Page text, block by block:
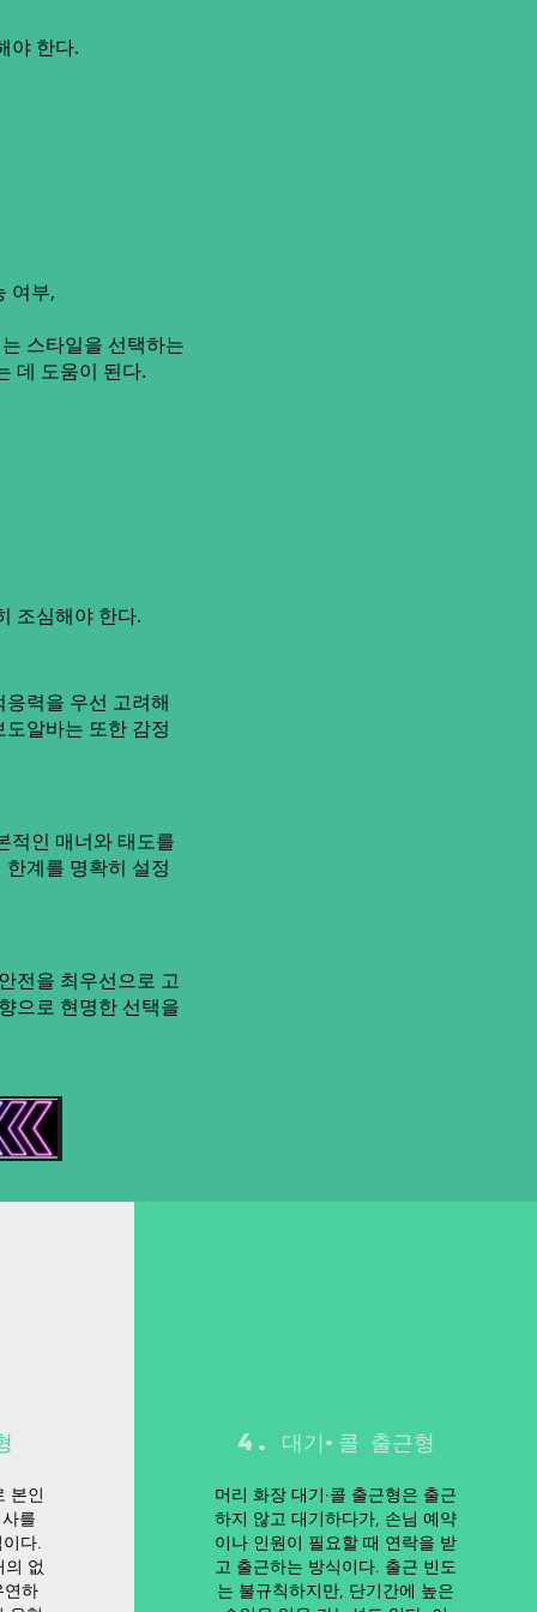
야 한다.
여부,
스타일을 선택하는
데 도움이 된다.
조심해야 한다.
력을 우선 고려해
알바는 또한 감정
적인 매너와 태도를
계를 명확히 설정
전을 최우선으로 고
으로 현명한 선택을
본인
를
다.
없
연하
4. 대기·콜 출근형
머리 화장 대기·콜 출근형은 출근
하지 않고 대기하다가, 손님 예약
이나 인원이 필요할 때 연락을 받
고 출근하는 방식이다. 출근 빈도
는 불규칙하지만, 단기간에 높은